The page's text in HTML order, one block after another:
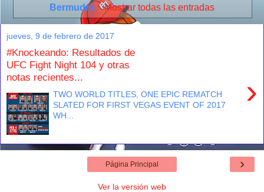
Bermudez. Mostrar todas las entradas
jueves, 9 de febrero de 2017
#Knockeando: Resultados de
UFC Fight Night 104 y otras
notas recientes...
›
TWO WORLD TITLES, ONE EPIC REMATCH
SLATED FOR FIRST VEGAS EVENT OF 2017
WH...
›
Página Principal
Ver la versión web